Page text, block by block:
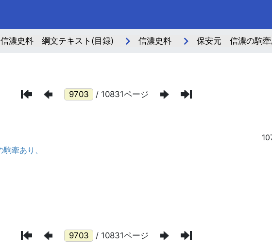
信濃史料 綱文テキスト(目録) 信濃史料 保安元 信濃の駒牽
/ 10831ページ
/ 10831ページ